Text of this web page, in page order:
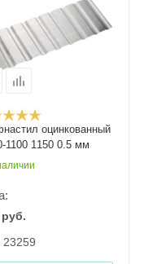
оцинкованный
1100 1150 0.5 мм
руб.
23259